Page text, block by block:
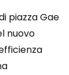
piazza Gae
nuovo